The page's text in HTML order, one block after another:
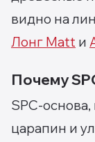
видно на
Лонг Matt и
Почему
SPC-
царапин и